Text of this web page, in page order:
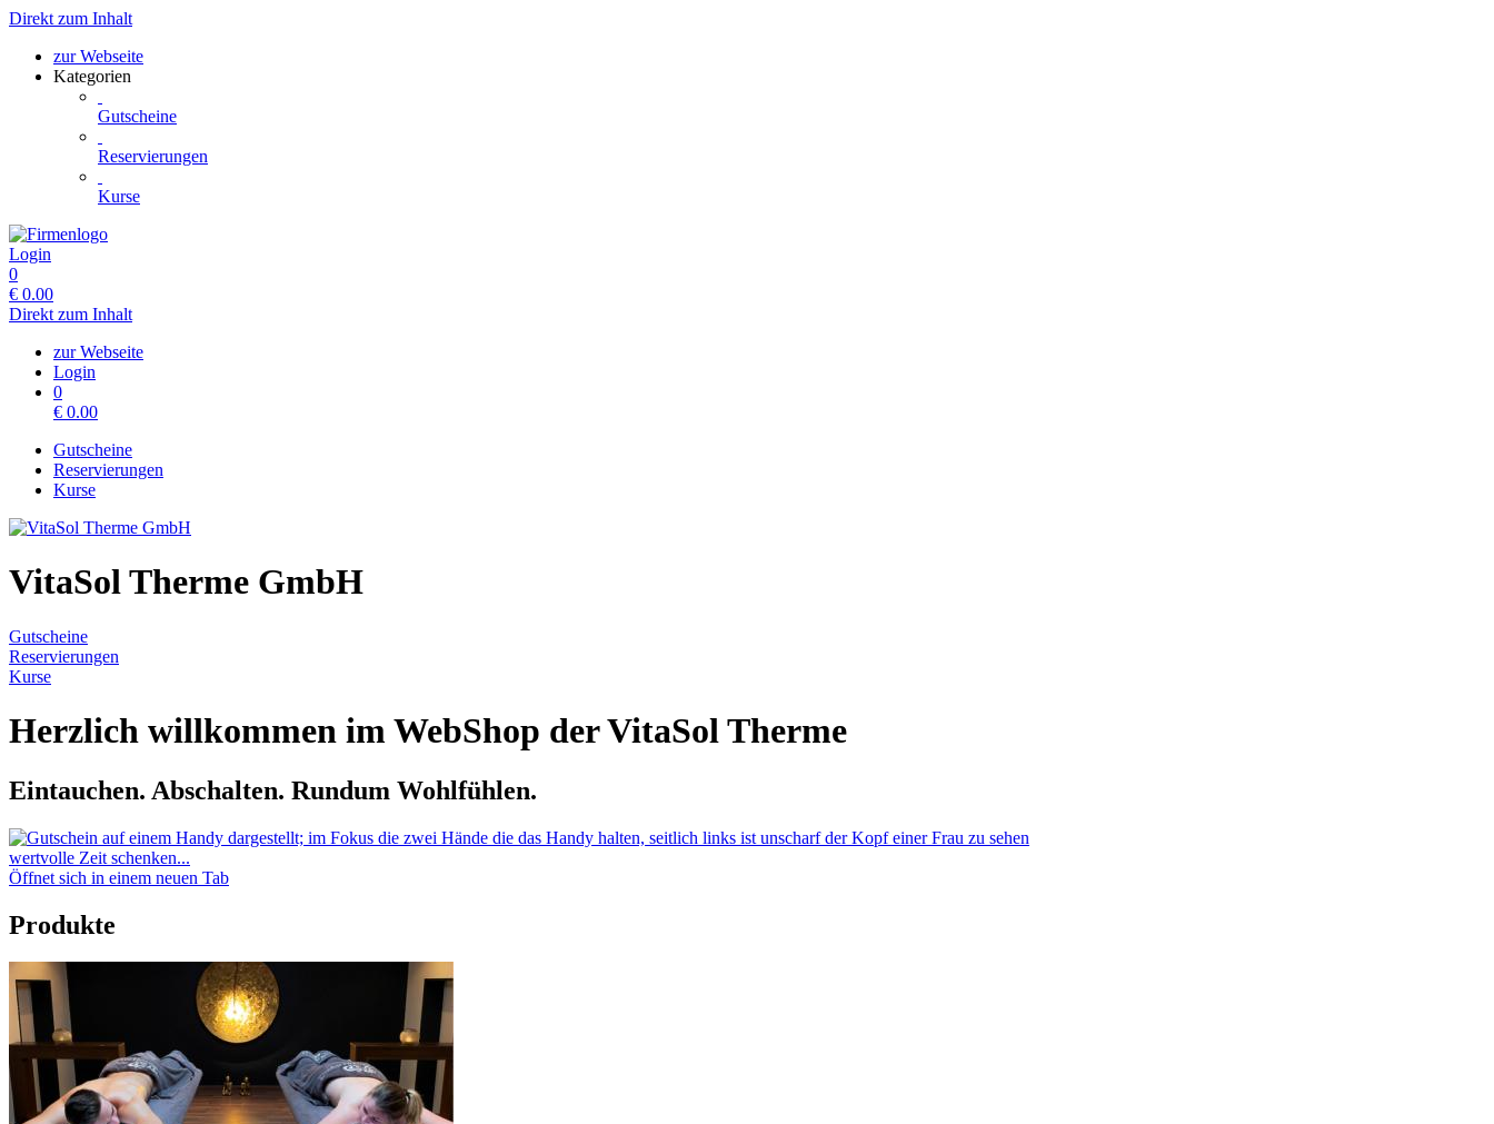
Direkt zum Inhalt
zur Webseite
Kategorien
Gutscheine
Reservierungen
Kurse
Login
0
€ 0.00
Direkt zum Inhalt
zur Webseite
Login
0
€ 0.00
Gutscheine
Reservierungen
Kurse
VitaSol Therme GmbH
Gutscheine
Reservierungen
Kurse
Herzlich willkommen im WebShop der VitaSol Therme
Eintauchen. Abschalten. Rundum Wohlfühlen.
wertvolle Zeit schenken...
Öffnet sich in einem neuen Tab
Produkte